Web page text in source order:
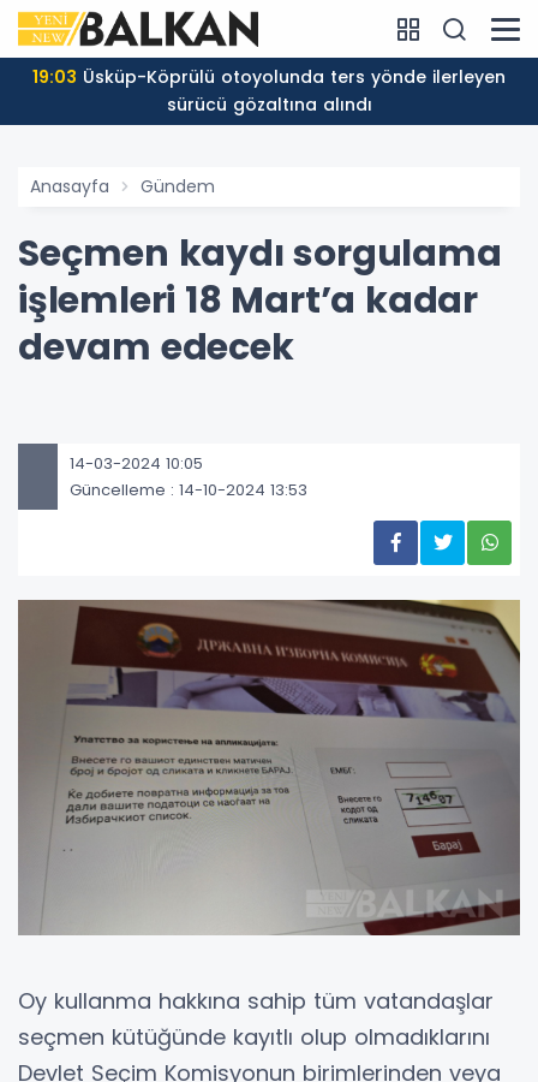
19:03
sürücü gözaltına alındı
Anasayfa Gündem
Seçmen kaydı sorgulama
işlemleri 18 Mart’a kadar
devam edecek
14-03-2024 10:05
Güncelleme : 14-10-2024 13:53
Oy kullanma hakkına sahip tüm vatandaşlar
seçmen kütüğünde kayıtlı olup olmadıklarını
Devlet Seçim Komisyonun birimlerinden veya